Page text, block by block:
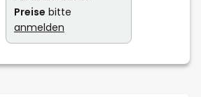
Preise bitte
anmelden